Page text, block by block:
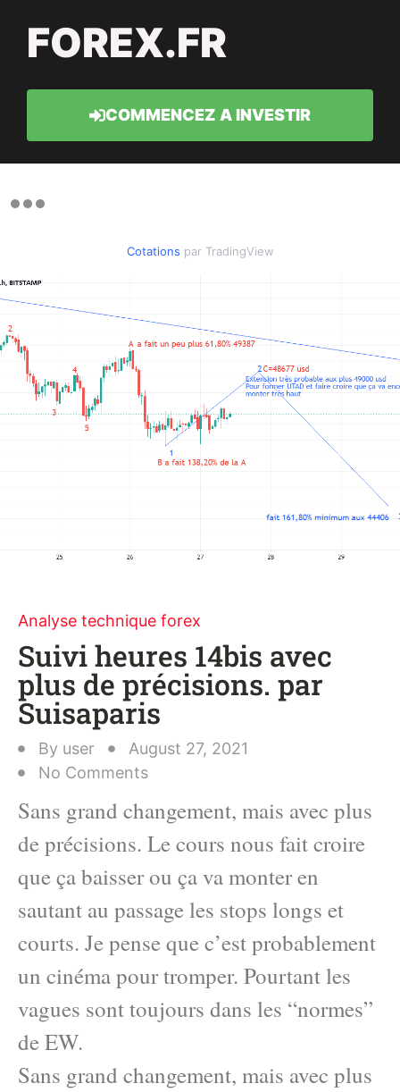
FOREX.FR
COMMENCEZ A INVESTIR
Cotations par TradingView
Analyse technique forex
Suivi heures 14bis avec
plus de précisions. par
Suisaparis
By user
August 27, 2021
No Comments
Sans grand changement, mais avec plus
de précisions. Le cours nous fait croire
que ça baisser ou ça va monter en
sautant au passage les stops longs et
courts. Je pense que c’est probablement
un cinéma pour tromper. Pourtant les
vagues sont toujours dans les “normes”
de EW.
Sans grand changement, mais avec plus